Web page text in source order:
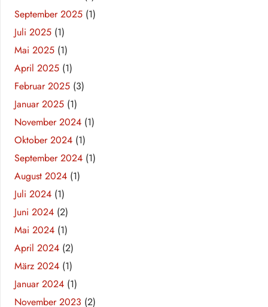
September 2025 (1)
Juli 2025 (1)
Mai 2025 (1)
April 2025 (1)
Februar 2025 (3)
Januar 2025 (1)
November 2024 (1)
Oktober 2024 (1)
September 2024 (1)
August 2024 (1)
Juli 2024 (1)
Juni 2024 (2)
Mai 2024 (1)
April 2024 (2)
März 2024 (1)
Januar 2024 (1)
November 2023 (2)